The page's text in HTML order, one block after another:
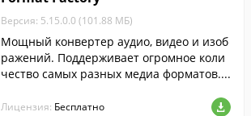
Версия: 5.15.0.0 (101.88 МБ)
Мощный конвертер аудио, видео и изоб
ражений. Поддерживает огромное коли
чество самых разных медиа форматов....
Лицензия: Бесплатно